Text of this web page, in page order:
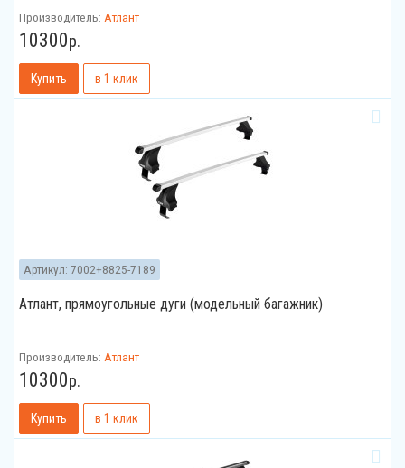
Производитель: Атлант
10300р.
Атлант, прямоугольные дуги (модельный багажник)
Артикул: 7002+8825-7189
Производитель: Атлант
10300р.